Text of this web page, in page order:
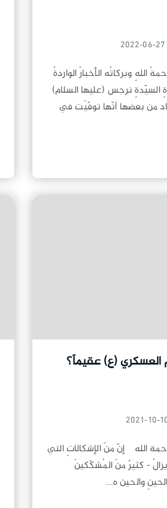
اللهِ وبركاتُه الأخبارُ الواردةُ
نرجس (عليها السلام)
من بعضها أنّها توفّيَت في
العسكري (ع) عقيماً؟
الله إنّ منَ الإشكالاتِ التي
- كثيرٌ منَ المُشكّكينَ
والحين ه...